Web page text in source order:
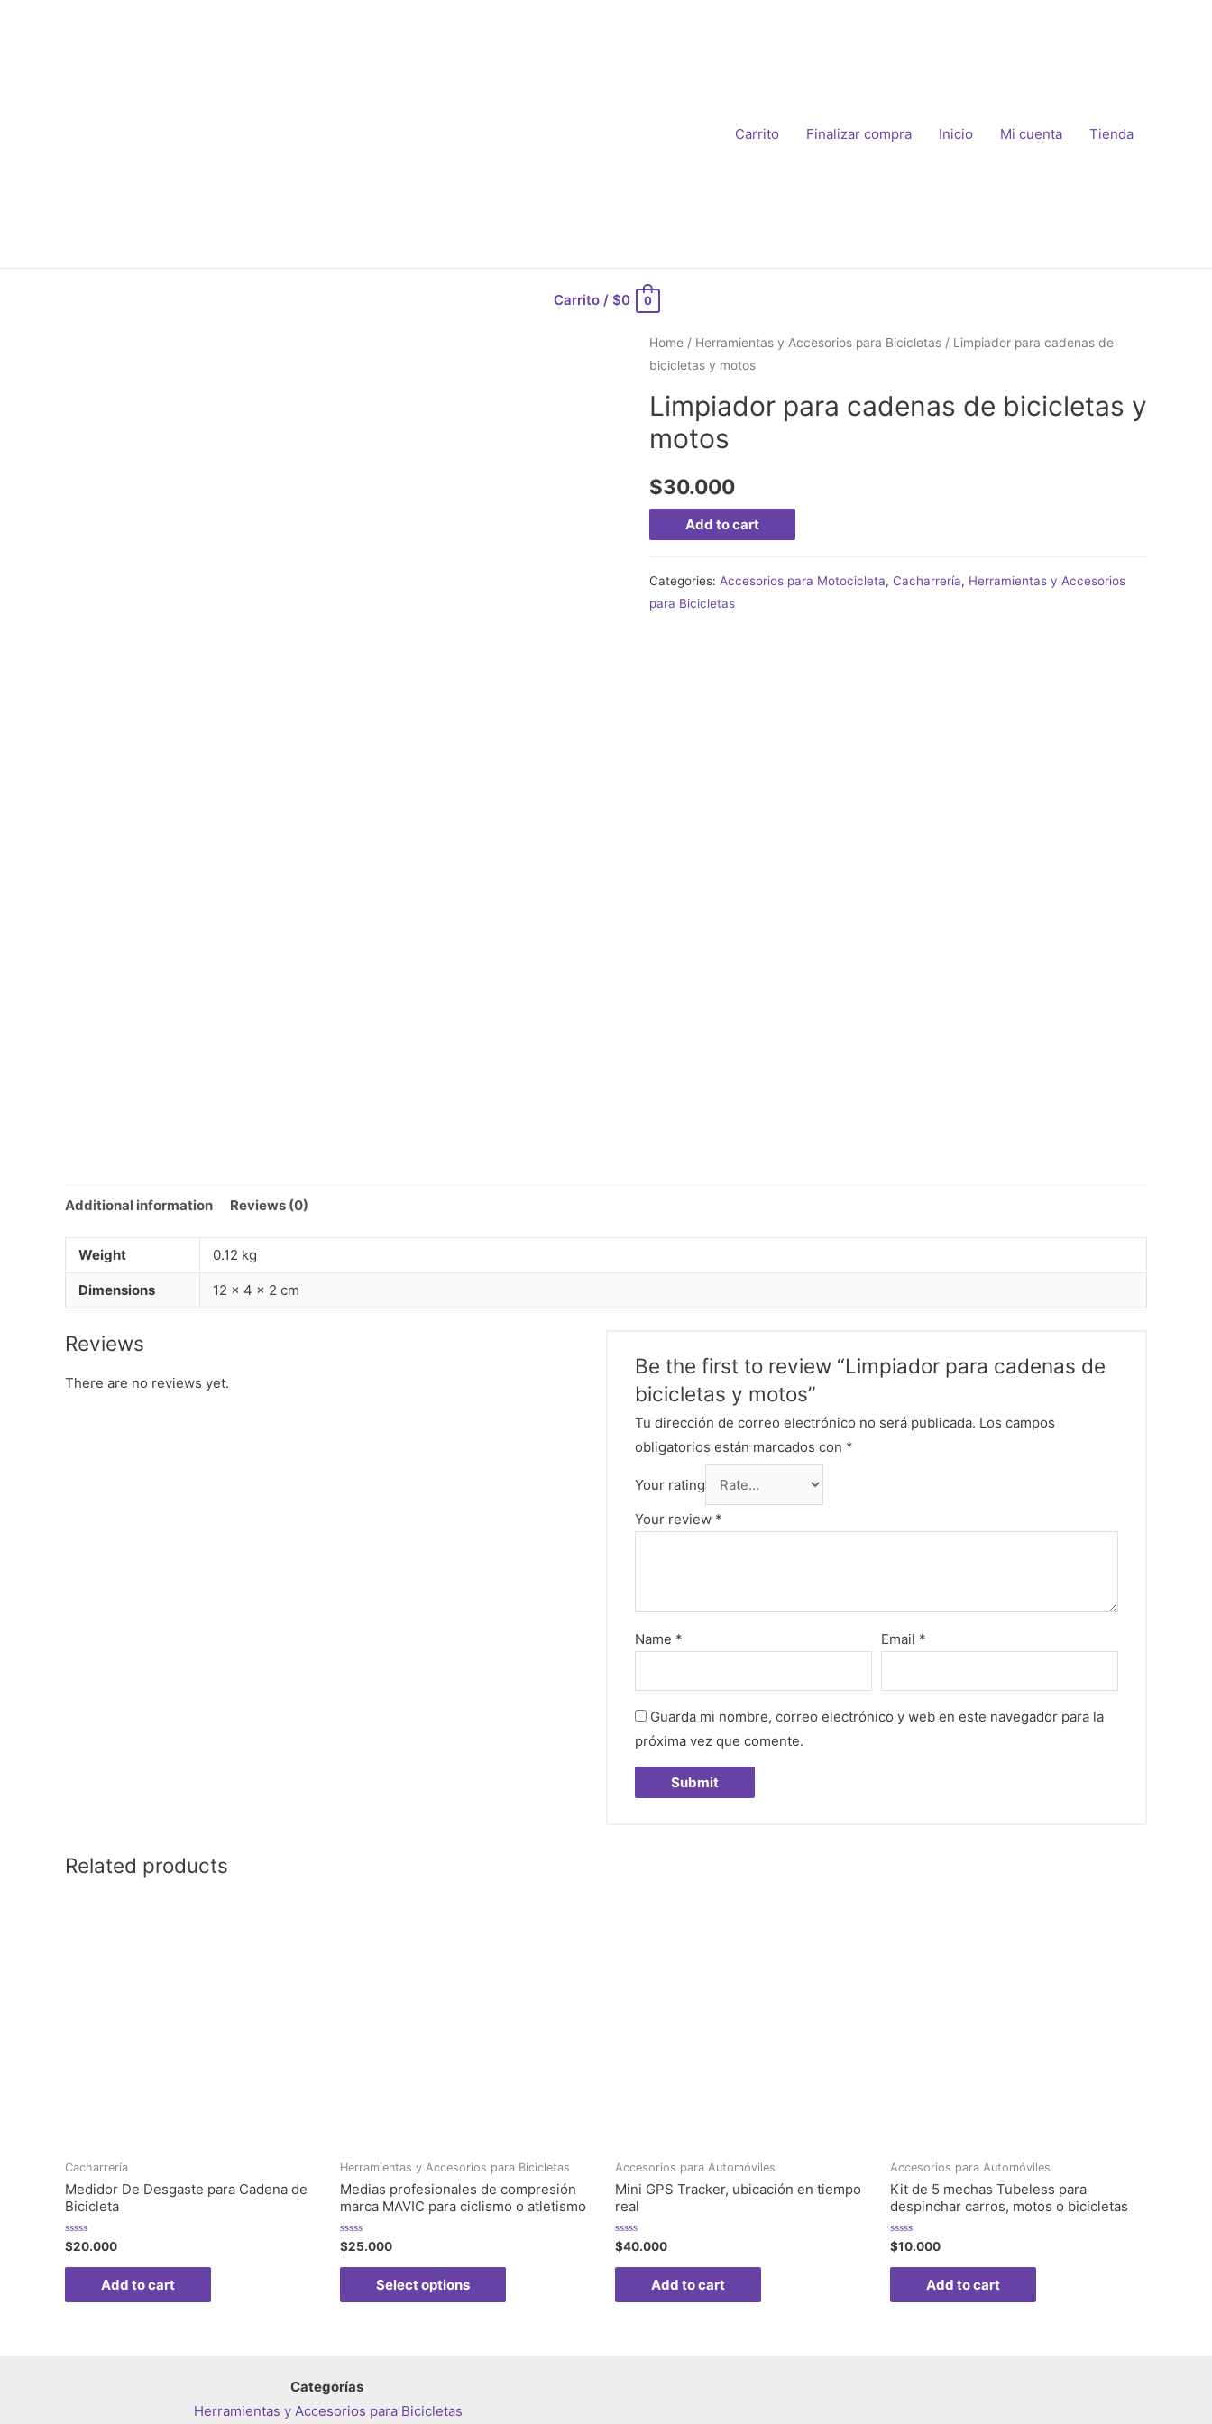
Carrito Finalizar compra Inicio Mi cuenta Tienda
Carrito/ $0 0
Home / Herramientas y Accesorios para Bicicletas / Limpiador para cadenas de
bicicletas y motos
Limpiador para cadenas de bicicletas y
motos
$30.000
Add to cart
Categories: Accesorios para Motocicleta, Cacharrería, Herramientas y Accesorios
para Bicicletas
Additional information Reviews (0)
Weight 0.12 kg
Dimensions 12 × 4 × 2 cm
Reviews
There are no reviews yet.
Be the first to review “Limpiador para cadenas de
bicicletas y motos”
Tu dirección de correo electrónico no será publicada. Los campos
obligatorios están marcados con *
Your rating
Your review *
Name * Email *
Guarda mi nombre, correo electrónico y web en este navegador para la
próxima vez que comente.
Related products
Cacharrería
Medidor De Desgaste para Cadena de
Bicicleta
Rated
0
out
$20.000
Add to cart
Herramientas y Accesorios para Bicicletas
Medias profesionales de compresión
marca MAVIC para ciclismo o atletismo
Rated
0
out
$25.000
Select options
Accesorios para Automóviles
Mini GPS Tracker, ubicación en tiempo
real
Rated
0
out
$40.000
Add to cart
Accesorios para Automóviles
Kit de 5 mechas Tubeless para
despinchar carros, motos o bicicletas
Rated
0
out
$10.000
Add to cart
Categorías
Herramientas y Accesorios para Bicicletas